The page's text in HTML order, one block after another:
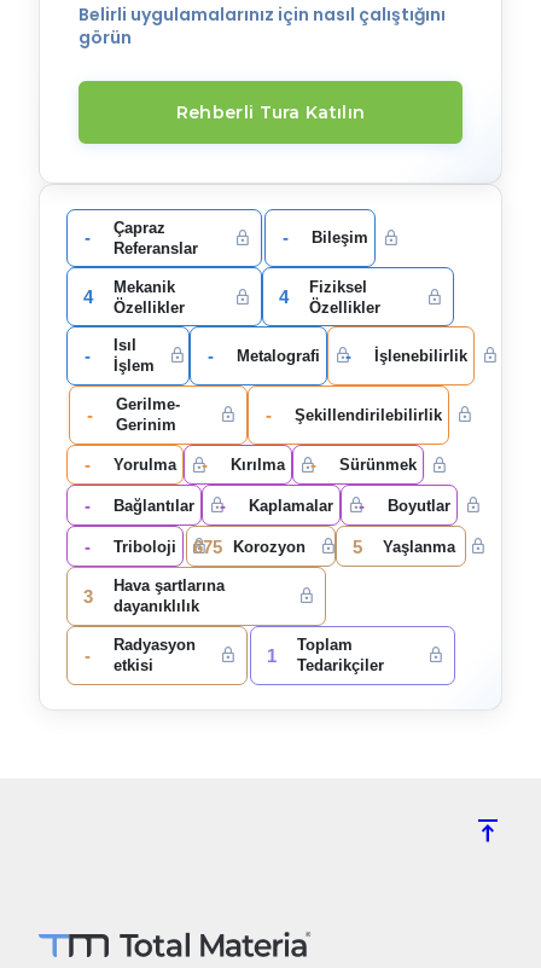
Belirli uygulamalarınız için nasıl çalıştığını
görün
Rehberli Tura Katılın
-
Çapraz
Referanslar
- Bileşim
4
Mekanik
Özellikler
4
Fiziksel
Özellikler
-
Isıl
İşlem
- Metalografi - İşlenebilirlik
-
Gerilme-
Gerinim
- Şekillendirilebilirlik
- Yorulma - Kırılma - Sürünmek
- Bağlantılar - Kaplamalar - Boyutlar
- Triboloji 675 Korozyon 5 Yaşlanma
3
Hava şartlarına
dayanıklılık
-
Radyasyon
etkisi
1
Toplam
Tedarikçiler
vertical_align_top